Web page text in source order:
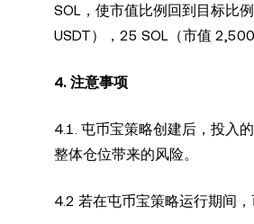
SOL，使市值比例回到目标比
USDT），25 SOL（市值 2,500
4. 注意事项
4.1. 屯币宝策略创建后，投入
整体仓位带来的风险。
4.2 若在屯币宝策略运行期间